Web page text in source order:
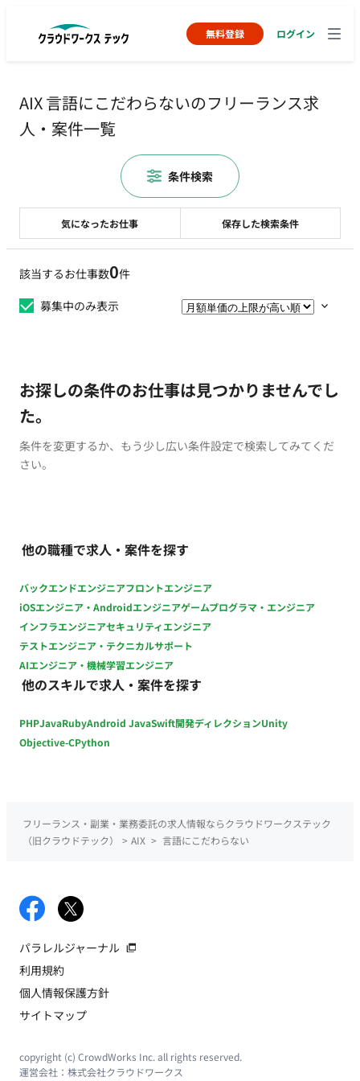
無料登録 ログイン
AIX 言語にこだわらないのフリーランス求
人・案件一覧
該当するお仕事数0件
募集中のみ表示
お探しの条件のお仕事は見つかりませんでし
た。
条件を変更するか、もう少し広い条件設定で検索してみてくだ
さい。
他の職種で求人・案件を探す
バックエンドエンジニアフロントエンジニア
iOSエンジニア・Androidエンジニアゲームプログラマ・エンジニア
インフラエンジニアセキュリティエンジニア
テストエンジニア・テクニカルサポート
AIエンジニア・機械学習エンジニア
他のスキルで求人・案件を探す
PHPJavaRubyAndroid JavaSwift開発ディレクションUnity
Objective-CPython
気になったお仕事 保存した検索条件
条件検索
フリーランス・副業・業務委託の求人情報ならクラウドワークステック
（旧クラウドテック）
> AIX > 言語にこだわらない
パラレルジャーナル
利用規約
個人情報保護方針
サイトマップ
copyright (c) CrowdWorks Inc. all rights reserved.
運営会社： 株式会社クラウドワークス